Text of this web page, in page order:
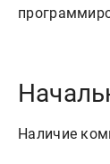
Наличие